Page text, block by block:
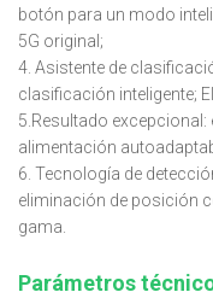
botón para un modo
5G original;
4. Asistente de
clasificación inteligente;
5.Resultado excepcional:
alimentación
6. Tecnología de
eliminación de posición
gama.
Parámetros